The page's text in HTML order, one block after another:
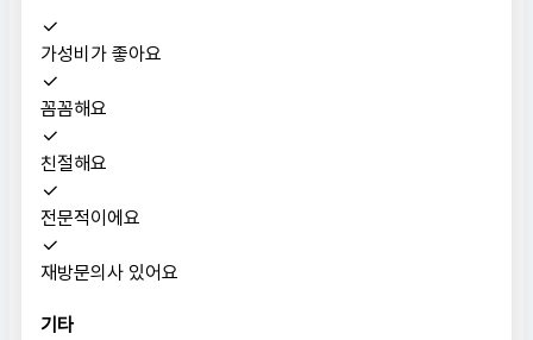
가성비가 좋아요
꼼꼼해요
친절해요
전문적이에요
재방문의사 있어요
기타